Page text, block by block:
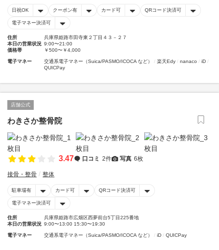
日祝OK クーポン有 カード可 QRコード決済可
電子マネー決済可
住所
兵庫県姫路市田寺東２丁目４３－２７
本日の営業状況 9:00〜21:00
価格帯
￥500〜￥4,000
電子マネー 交通系電子マネー（Suica/PASMO/ICOCA など） 楽天Edy nanaco
iD
QUICPay
店舗公式
わきさか整骨院
3.47 口コミ 2件 写真 6枚
接骨・整骨 整体
駐車場有 カード可 QRコード決済可
電子マネー決済可
住所
兵庫県姫路市広畑区西夢前台5丁目225番地
本日の営業状況 9:00〜13:00 15:30〜19:30
電子マネー 交通系電子マネー（Suica/PASMO/ICOCA など） iD QUICPay